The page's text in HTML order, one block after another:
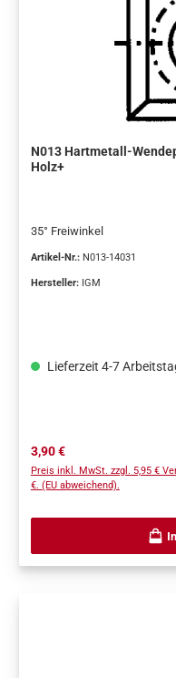
N013 Hartmetall-
Holz+
35° Freiwinkel
Artikel-Nr.: N013-14031
Hersteller: IGM
Lieferzeit 4-7
Regulärer Preis:
3,90 €
Preis inkl. MwSt. zzgl. 5,95 €
€. (EU abweichend).